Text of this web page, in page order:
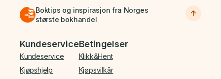
Boktips og inspirasjon fra Norges
største bokhandel
Bunnmeny
Kundeservice
Kundeservice
Kjøpshjelp
Betingelser
Klikk&Hent
Kjøpsvilkår